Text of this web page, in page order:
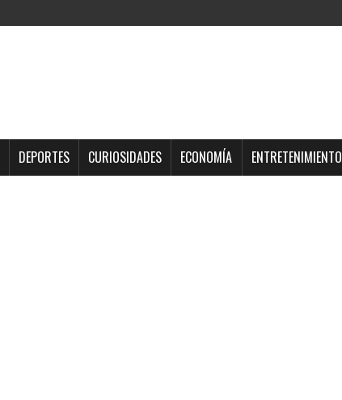
DEPORTES CURIOSIDADES ECONOMÍA ENTRETENIMIENTO